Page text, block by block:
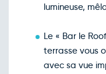
lumineuse,
Le « Bar le
terrasse vous
avec sa vue